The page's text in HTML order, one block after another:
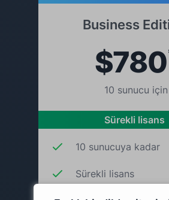
Business
$780
10 sunucu için
Sürekli lisans
10 sunucuya kadar
Sürekli lisans